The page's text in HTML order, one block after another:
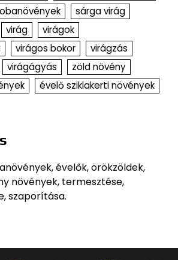
sárga virág
virág
virágok
virágos bokor
virágzás
virágágyás
zöld növény
évelő sziklakerti növények
évelők, örökzöldek,
növények, termesztése,
szaporítása.